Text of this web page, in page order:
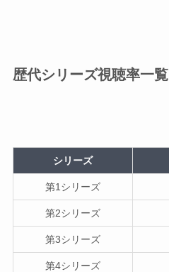
歴代シリーズ視聴率一覧
シリーズ
第1シリーズ
第2シリーズ
第3シリーズ
第4シリーズ